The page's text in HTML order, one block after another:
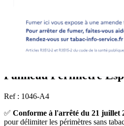
Panneau Périmètre
Ref : 1046-A4
✅ Conforme à l'arrêté du 21 juillet
pour délimiter les périmètres sans